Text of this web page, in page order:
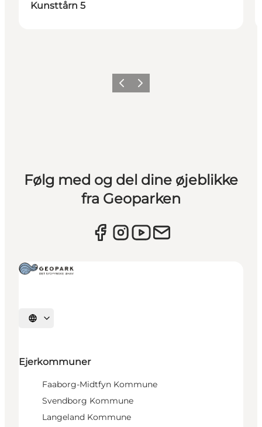
Kunsttårn 5
ForrigeNæste
Følg med og del dine øjeblikke
fra Geoparken
Vælg sprog
Ejerkommuner
Faaborg-Midtfyn Kommune
Svendborg Kommune
Langeland Kommune